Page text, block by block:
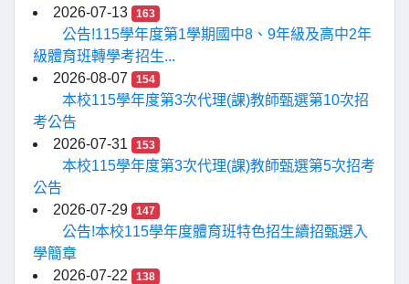
2026-07-13
163
公告!115學年度第1學期國中8、9年級及高中2年
級體育班轉學考招生...
2026-08-07
154
本校115學年度第3次代理(課)教師甄選第10次招
考公告
2026-07-31
153
本校115學年度第3次代理(課)教師甄選第5次招考
公告
2026-07-29
147
公告!本校115學年度體育班特色招生續招甄選入
學簡章
2026-07-22
138